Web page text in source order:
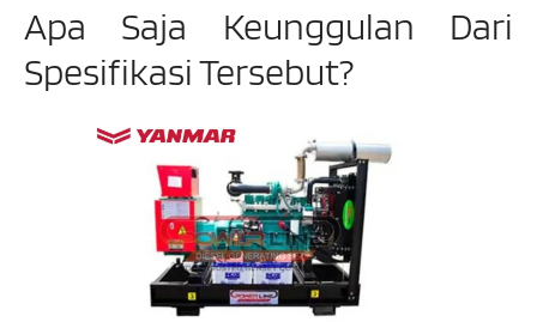
Apa Saja Keunggulan Dari
Spesifikasi Tersebut?